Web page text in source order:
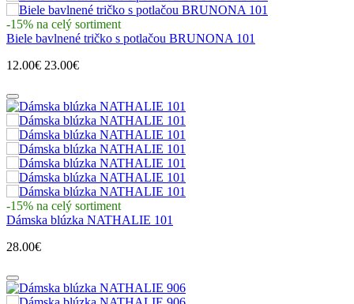
-15% na celý sortiment
Biele bavlnené tričko s potlačou BRUNONA 101
12.00€ 23.00€
-15% na celý sortiment
Dámska blúzka NATHALIE 101
28.00€